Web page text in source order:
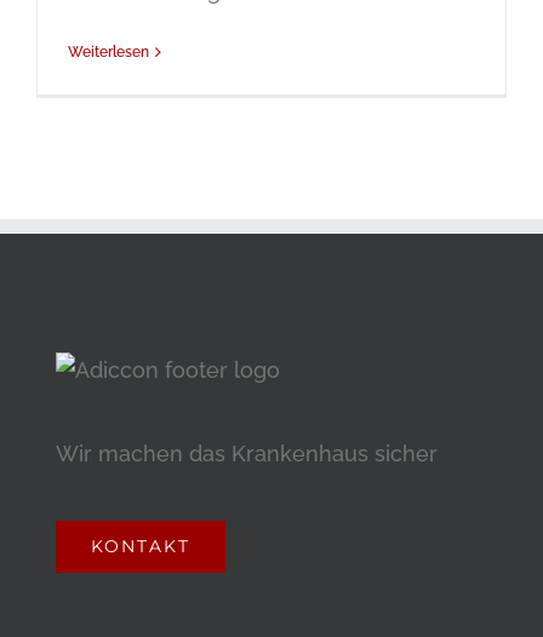
Weiterlesen
Wir machen das Krankenhaus sicher
KONTAKT